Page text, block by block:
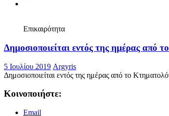
Δημοσιοποιείται εντός της ημέρας από
5 Ιουλίου 2019 Argyris